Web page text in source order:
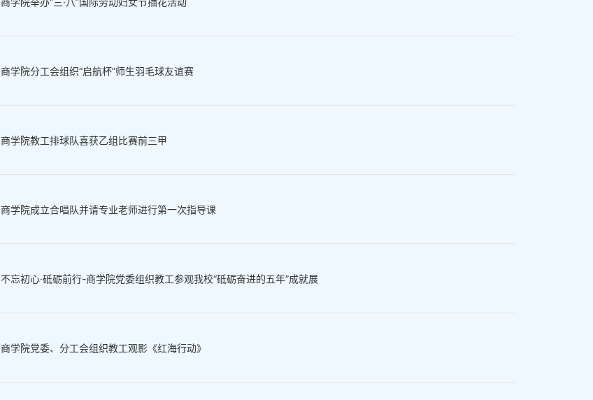
商学院分工会组织“启航杯”师生羽毛球友谊赛
商学院教工排球队喜获乙组比赛前三甲
商学院成立合唱队并请专业老师进行第一次指导课
不忘初心·砥砺前行-商学院党委组织教工参观我校“砥砺奋进的五年”成就展
商学院党委、分工会组织教工观影《红海行动》